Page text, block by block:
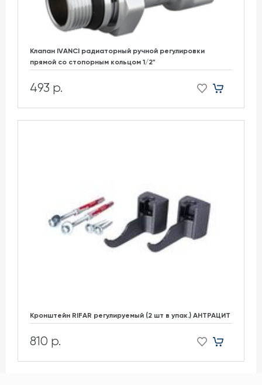
Клапан IVANCI радиаторный ручной регулировки
прямой со стопорным кольцом 1/2"
493 р.
Кронштейн RIFAR регулируемый (2 шт в упак.) АНТРАЦИТ
810 р.